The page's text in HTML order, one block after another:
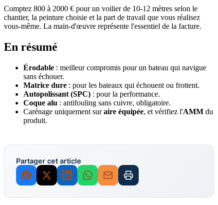
Comptez 800 à 2000 € pour un voilier de 10-12 mètres selon le
chantier, la peinture choisie et la part de travail que vous réalisez
vous-même. La main-d'œuvre représente l'essentiel de la facture.
En résumé
Érodable : meilleur compromis pour un bateau qui navigue
sans échouer.
Matrice dure : pour les bateaux qui échouent ou frottent.
Autopolissant (SPC) : pour la performance.
Coque alu : antifouling sans cuivre, obligatoire.
Carénage uniquement suraire équipée, et vérifiez l'AMM du
produit.
Partager cet article